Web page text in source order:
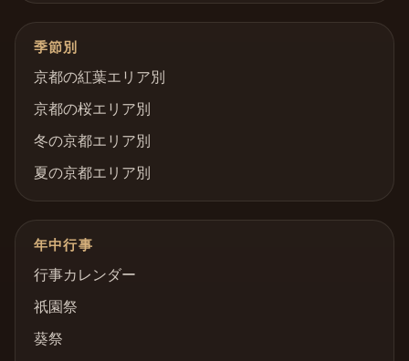
季節別
京都の紅葉エリア別
京都の桜エリア別
冬の京都エリア別
夏の京都エリア別
年中行事
行事カレンダー
祇園祭
葵祭